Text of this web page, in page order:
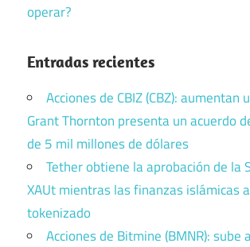
operar?
Entradas recientes
Acciones de CBIZ (CBZ): aumentan
Grant Thornton presenta un acuerdo
de 5 mil millones de dólares
Tether obtiene la aprobación de la
XAUt mientras las finanzas islámicas
tokenizado
Acciones de Bitmine (BMNR): sube